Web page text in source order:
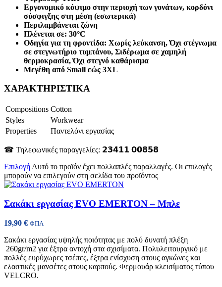
Εργονομικό κόψιμο στην περιοχή των γονάτων, κορδόνι
σύσφιγξης στη μέση (εσωτερικά)
Περιλαμβάνεται ζώνη
Πλένεται σε: 30°C
Οδηγία για τη φροντίδα: Χωρίς λεύκανση, Όχι στέγνωμα
σε στεγνωτήριο τυμπάνου, Σιδέρωμα σε χαμηλή
θερμοκρασία, Όχι στεγνό καθάρισμα
Μεγέθη από Small εώς 3XL
ΧΑΡΑΚΤΗΡΙΣΤΙΚΑ
Compositions Cotton
Styles
Workwear
Properties
Παντελόνι εργασίας
☎ Τηλεφωνικές παραγγελίες: 𝟮𝟯𝟰𝟭𝟭 𝟬𝟬𝟴𝟱𝟴
Επιλογή Αυτό το προϊόν έχει πολλαπλές παραλλαγές. Οι επιλογές
μπορούν να επιλεγούν στη σελίδα του προϊόντος
Σακάκι εργασίας EVO EMERTON – Μπλε
19,90 € ΦΠΑ
Σακάκι εργασίας υψηλής ποιότητας με πολύ δυνατή πλέξη
260gr/m2 για έξτρα αντοχή στα σχισίματα. Πολυλειτουργικό με
πολλές ευρύχωρες τσέπες, έξτρα ενίσχυση στους αγκώνες και
ελαστικές μανσέτες στους καρπούς. Φερμουάρ κλεισίματος τύπου
VELCRO.